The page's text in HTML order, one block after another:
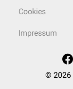
Cookies
Impressum
© 2026